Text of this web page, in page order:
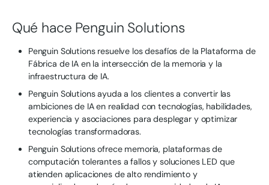
Qué hace Penguin Solutions
Penguin Solutions resuelve los desafíos de la Plataforma de
Fábrica de IA en la intersección de la memoria y la
infraestructura de IA.
Penguin Solutions ayuda a los clientes a convertir las
ambiciones de IA en realidad con tecnologías, habilidades,
experiencia y asociaciones para desplegar y optimizar
tecnologías transformadoras.
Penguin Solutions ofrece memoria, plataformas de
computación tolerantes a fallos y soluciones LED que
atienden aplicaciones de alto rendimiento y